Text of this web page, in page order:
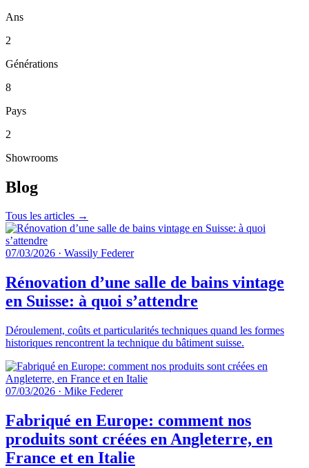
Ans
2
Générations
8
Pays
2
Showrooms
Blog
Tous les articles →
07/03/2026 · Wassily Federer
Rénovation d’une salle de bains vintage
en Suisse: à quoi s’attendre
Déroulement, coûts et particularités techniques quand les formes
historiques rencontrent la technique du bâtiment suisse.
07/03/2026 · Mike Federer
Fabriqué en Europe: comment nos
produits sont créées en Angleterre, en
France et en Italie